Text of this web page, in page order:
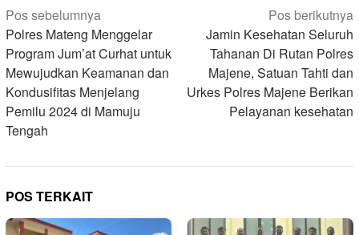
Navigasi
pos
Pos sebelumnya
Polres Mateng Menggelar
Program Jum’at Curhat untuk
Mewujudkan Keamanan dan
Kondusifitas Menjelang
Pemilu 2024 di Mamuju
Tengah
Pos berikutnya
Jamin Kesehatan Seluruh
Tahanan Di Rutan Polres
Majene, Satuan Tahti dan
Urkes Polres Majene Berikan
Pelayanan kesehatan
POS TERKAIT